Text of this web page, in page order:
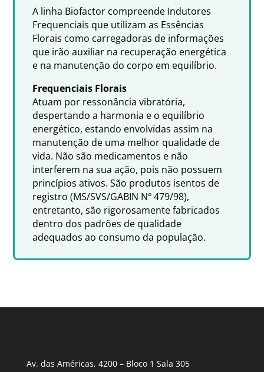
A linha Biofactor compreende Indutores
Frequenciais que utilizam as Essências
Florais como carregadoras de informações
que irão auxiliar na recuperação energética
e na manutenção do corpo em equilíbrio.
Frequenciais Florais
Atuam por ressonância vibratória,
despertando a harmonia e o equilíbrio
energético, estando envolvidas assim na
manutenção de uma melhor qualidade de
vida. Não são medicamentos e não
interferem na sua ação, pois não possuem
princípios ativos. São produtos isentos de
registro (MS/SVS/GABIN Nº 479/98),
entretanto, são rigorosamente fabricados
dentro dos padrões de qualidade
adequados ao consumo da população.
Av. das Américas, 4200 – Bloco 1 Sala 305